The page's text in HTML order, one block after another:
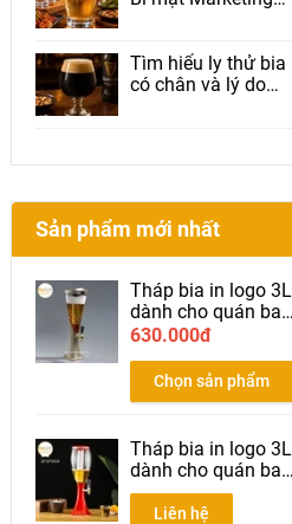
Check-in và giữ
chân khách hàng
Tìm hiểu ly thử bia
có chân và lý do
Sản phẩm mới nhất
Tháp bia in logo 3L
dành cho quán bar
nhà hàng bia màu
630.000đ
Chọn sản phẩm
Tháp bia in logo 3L
dành cho quán bar
nhà hàng bia màu
Liên hệ